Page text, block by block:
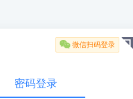
 微信扫码登录
密码登录